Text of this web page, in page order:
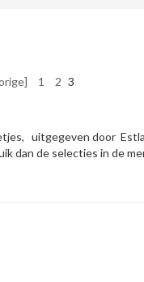
1 2 3
uitgegeven door
dan de selecties in de